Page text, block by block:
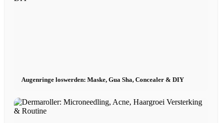
Model podcast
Augenringe loswerden: Maske, Gua Sha, Concealer & DIY